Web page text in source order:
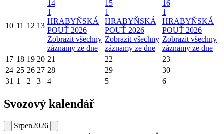
10 11 12 13
14
1
HRABYŇSKÁ
POUŤ 2026
Zobrazit všechny
záznamy ze dne
15
1
HRABYŇSKÁ
POUŤ 2026
Zobrazit všechny
záznamy ze dne
16
1
HRABYŇSKÁ
POUŤ 2026
Zobrazit všechny
záznamy ze dne
17 18 19 20 21 22
23
24 25 26 27 28 29
30
31 1 2 3 4 5 6
Svozový kalendář
Srpen2026